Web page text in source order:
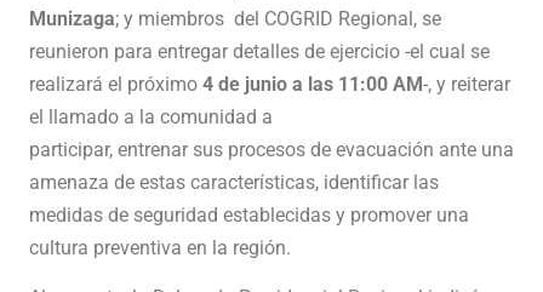
Munizaga; y miembros del COGRID Regional, se
reunieron para entregar detalles de ejercicio -el cual se
realizará el próximo 4 de junio a las 11:00 AM-, y reiterar
el llamado a la comunidad a
participar, entrenar sus procesos de evacuación ante una
amenaza de estas características, identificar las
medidas de seguridad establecidas y promover una
cultura preventiva en la región.